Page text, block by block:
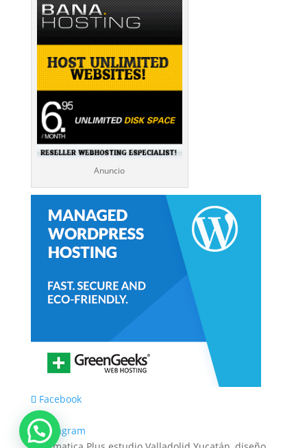
Anuncio
Facebook
X
Instagram